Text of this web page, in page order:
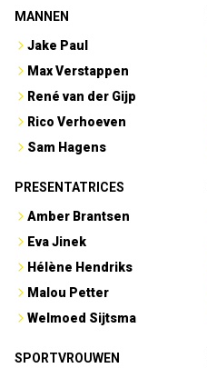
MANNEN
Jake Paul
Max Verstappen
René van der Gijp
Rico Verhoeven
Sam Hagens
PRESENTATRICES
Amber Brantsen
Eva Jinek
Hélène Hendriks
Malou Petter
Welmoed Sijtsma
SPORTVROUWEN